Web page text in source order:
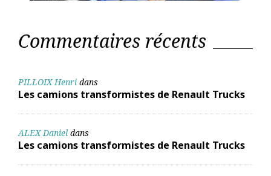
Commentaires récents
PILLOIX Henri dans
Les camions transformistes de Renault Trucks
ALEX Daniel dans
Les camions transformistes de Renault Trucks